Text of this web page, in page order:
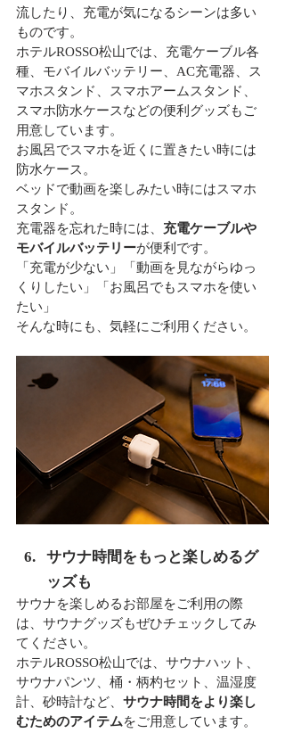
流したり、充電が気になるシーンは多い
ものです。
ホテルROSSO松山では、充電ケーブル各
種、モバイルバッテリー、AC充電器、ス
マホスタンド、スマホアームスタンド、
スマホ防水ケースなどの便利グッズもご
用意しています。
お風呂でスマホを近くに置きたい時には
防水ケース。
ベッドで動画を楽しみたい時にはスマホ
スタンド。
充電器を忘れた時には、 充電ケーブルや
モバイルバッテリーが便利です。
「充電が少ない」「動画を見ながらゆっ
くりしたい」「お風呂でもスマホを使い
たい」
そんな時にも、気軽にご利用ください。
サウナ時間をもっと楽しめるグ
ッズも
サウナを楽しめるお部屋をご利用の際
は、サウナグッズもぜひチェックしてみ
てください。
ホテルROSSO松山では、サウナハット、
サウナパンツ、桶・柄杓セット、温湿度
計、砂時計など、 サウナ時間をより楽し
むためのアイテム をご用意しています。